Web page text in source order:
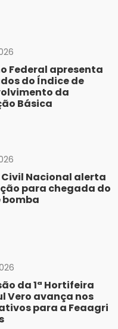
Federal apresenta
do Índice de
da
Básica
Civil Nacional alerta
para chegada do
da 1ª Hortifeira
Vero avança nos
para a Feaagri